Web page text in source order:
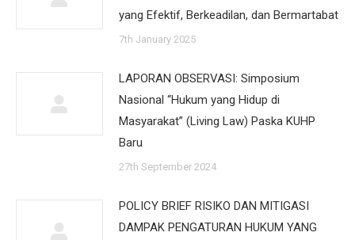
yang Efektif, Berkeadilan, dan Bermartabat
7th January 2025
LAPORAN OBSERVASI: Simposium
Nasional “Hukum yang Hidup di
Masyarakat” (Living Law) Paska KUHP
Baru
27th September 2024
POLICY BRIEF RISIKO DAN MITIGASI
DAMPAK PENGATURAN HUKUM YANG